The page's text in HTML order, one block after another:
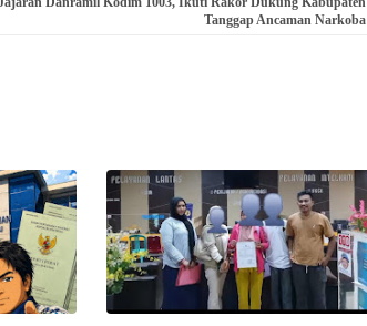
Tanggap Ancaman Narkoba